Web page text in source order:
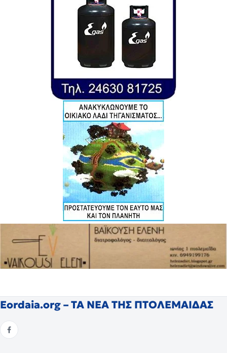
Eordaia.org – ΤΑ ΝΕΑ ΤΗΣ ΠΤΟΛΕΜΑΙΔΑΣ